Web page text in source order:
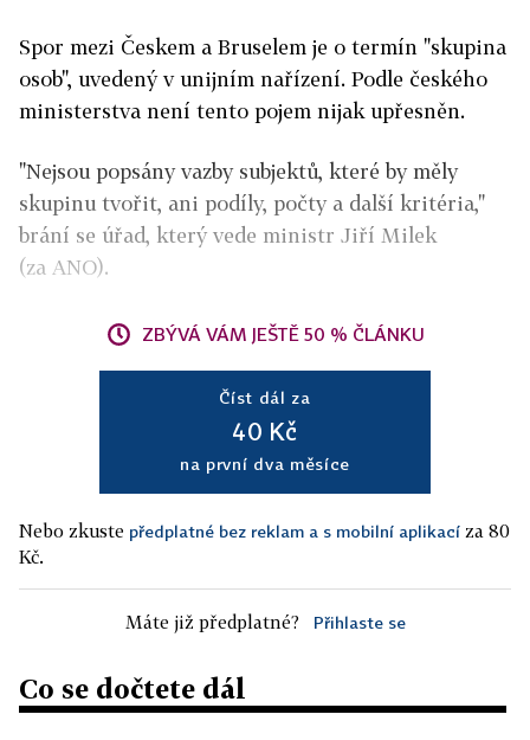
Spor mezi Českem a Bruselem je o termín "skupina
osob", uvedený v unijním nařízení. Podle českého
ministerstva není tento pojem nijak upřesněn.
"Nejsou popsány vazby subjektů, které by měly
skupinu tvořit, ani podíly, počty a další kritéria,"
brání se úřad, který vede ministr Jiří Milek
(za ANO).
ZBÝVÁ VÁM JEŠTĚ 50 % ČLÁNKU
Číst dál za
40 Kč
na první dva měsíce
Nebo zkuste předplatné bez reklam a s mobilní aplikací za 80
Kč.
Máte již předplatné? Přihlaste se
Co se dočtete dál